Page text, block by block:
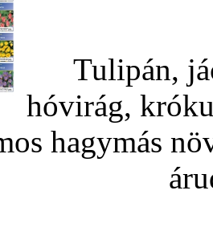
Tulipán,
hóvirág,
hagymás